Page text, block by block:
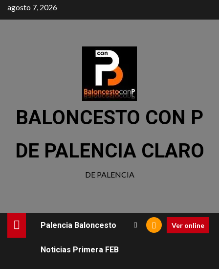
agosto 7, 2026
BALONCESTO CON P
DE PALENCIA CLARO
DE PALENCIA
Palencia Baloncesto
Noticias Primera FEB
Ver online